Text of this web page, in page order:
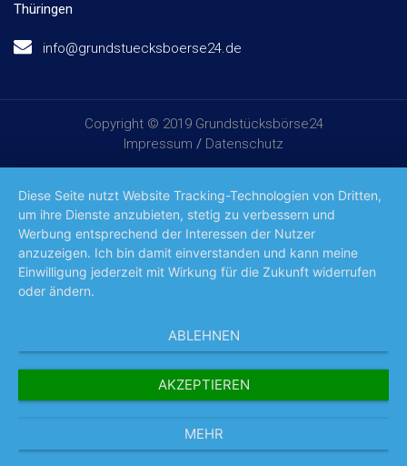
Thüringen
info@grundstuecksboerse24.de
Copyright © 2019 Grundstücksbörse24
Impressum / Datenschutz
Diese Seite nutzt Website Tracking-Technologien von Dritten,
um ihre Dienste anzubieten, stetig zu verbessern und
Werbung entsprechend der Interessen der Nutzer
anzuzeigen. Ich bin damit einverstanden und kann meine
Einwilligung jederzeit mit Wirkung für die Zukunft widerrufen
oder ändern.
ABLEHNEN
AKZEPTIEREN
MEHR